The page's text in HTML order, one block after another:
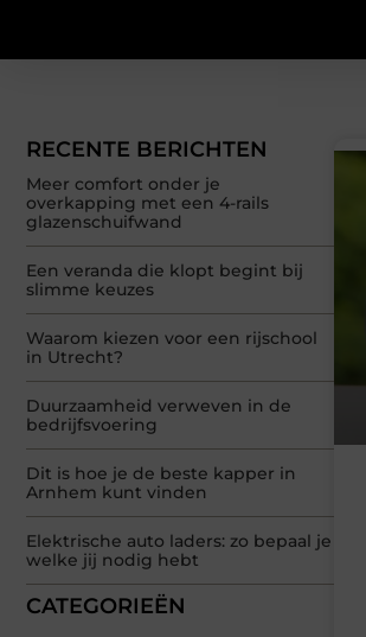
RECENTE BERICHTEN
Meer comfort onder je
overkapping met een 4-rails
glazenschuifwand
Een veranda die klopt begint bij
slimme keuzes
Waarom kiezen voor een rijschool
in Utrecht?
Duurzaamheid verweven in de
bedrijfsvoering
Dit is hoe je de beste kapper in
Arnhem kunt vinden
Elektrische auto laders: zo bepaal je
welke jij nodig hebt
CATEGORIEËN